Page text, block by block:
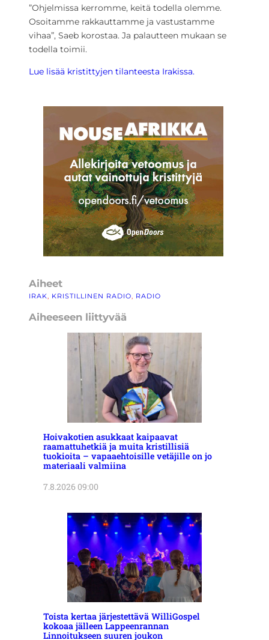
”Ohjelmissa kerromme, keitä todella olemme.
Osoitamme rakkauttamme ja vastustamme
vihaa”, Saeb korostaa. Ja palautteen mukaan se
todella toimii.
Lue lisää kristittyjen tilanteesta Irakissa.
Aiheet
IRAK, KRISTILLINEN RADIO, RADIO
Aiheeseen liittyvää
Hoivakotien asukkaat kaipaavat
raamattuhetkiä ja muita kristillisiä
tuokioita – vapaaehtoisille vetäjille on jo
materiaali valmiina
7.8.2026 09:00
Toista kertaa järjestettävä WilliGospel
kokoaa jälleen Lappeenrannan
Linnoitukseen suuren joukon